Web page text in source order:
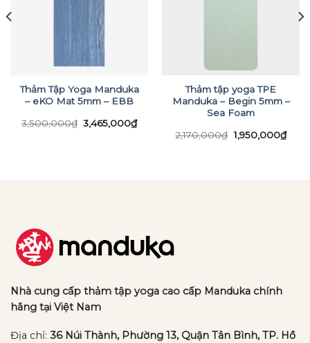
Thảm Tập Yoga Manduka
– eKO Mat 5mm – EBB
3,500,000₫ Giá
gốc
3,465,000₫Giá
hiện
Thảm tập yoga TPE
Manduka – Begin 5mm –
Sea Foam
2,170,000₫ Giá
gốc
1,950,000₫Giá
hiện
Nhà cung cấp thảm tập yoga cao cấp Manduka chính
hãng tại Việt Nam
Địa chỉ: 36 Núi Thành, Phường 13, Quận Tân Bình, TP. Hồ